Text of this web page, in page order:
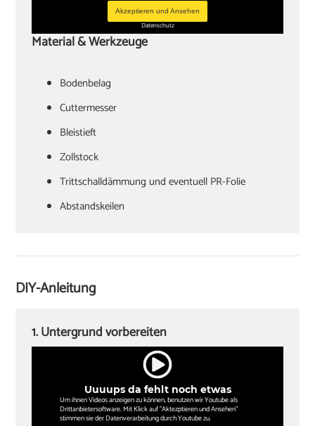
Akzeptieren und Ansehen
Datenschutz
Material & Werkzeuge
Bodenbelag
Cuttermesser
Bleistieft
Zollstock
Trittschalldämmung und eventuell PR-Folie
Abstandskeilen
Winkel
Stichsäge und Kappsäge
DIY-Anleitung
Uuuups da fehlt noch etwas
Um ihnen Videos anzeigen zu können, benutzen wir Youtube als
Drittanbietersoftware. Mit Klick auf "Aktezptieren und Ansehen"
stimmen sie der Datenverarbeitung durch Youtube zu.
1. Untergrund vorbereiten